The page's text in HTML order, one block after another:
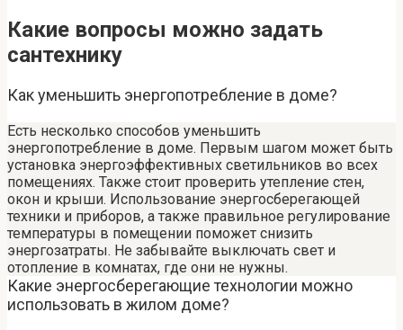
Какие вопросы можно задать
сантехнику
Как уменьшить энергопотребление в доме?
Есть несколько способов уменьшить
энергопотребление в доме. Первым шагом может быть
установка энергоэффективных светильников во всех
помещениях. Также стоит проверить утепление стен,
окон и крыши. Использование энергосберегающей
техники и приборов, а также правильное регулирование
температуры в помещении поможет снизить
энергозатраты. Не забывайте выключать свет и
отопление в комнатах, где они не нужны.
Какие энергосберегающие технологии можно
использовать в жилом доме?